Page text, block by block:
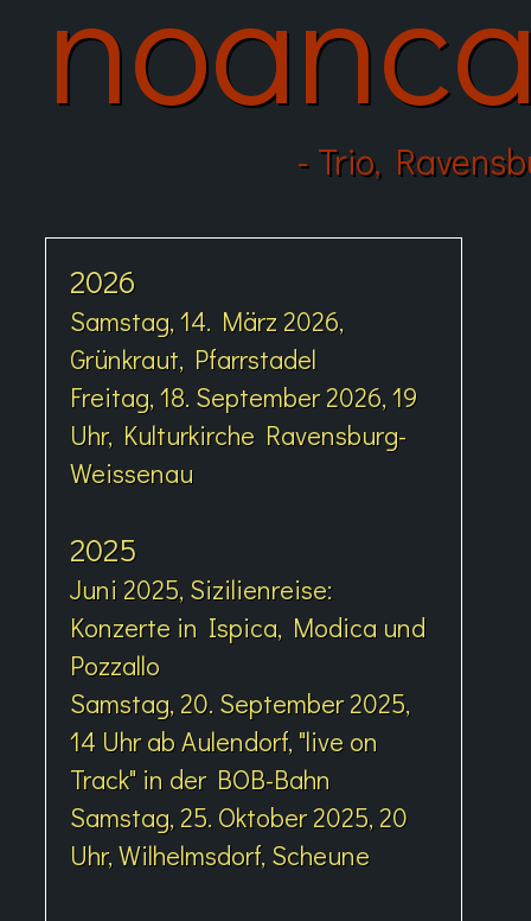
- Trio,
2026
Samstag, 14. März 2026,
Grünkraut, Pfarrstadel
Freitag, 18. September 2026, 19
Uhr, Kulturkirche Ravensburg-
Weissenau
2025
Juni 2025, Sizilienreise:
Konzerte in Ispica, Modica und
Pozzallo
Samstag, 20. September 2025,
14 Uhr ab Aulendorf, "live on
Track" in der BOB-Bahn
Samstag, 25. Oktober 2025, 20
Uhr, Wilhelmsdorf, Scheune